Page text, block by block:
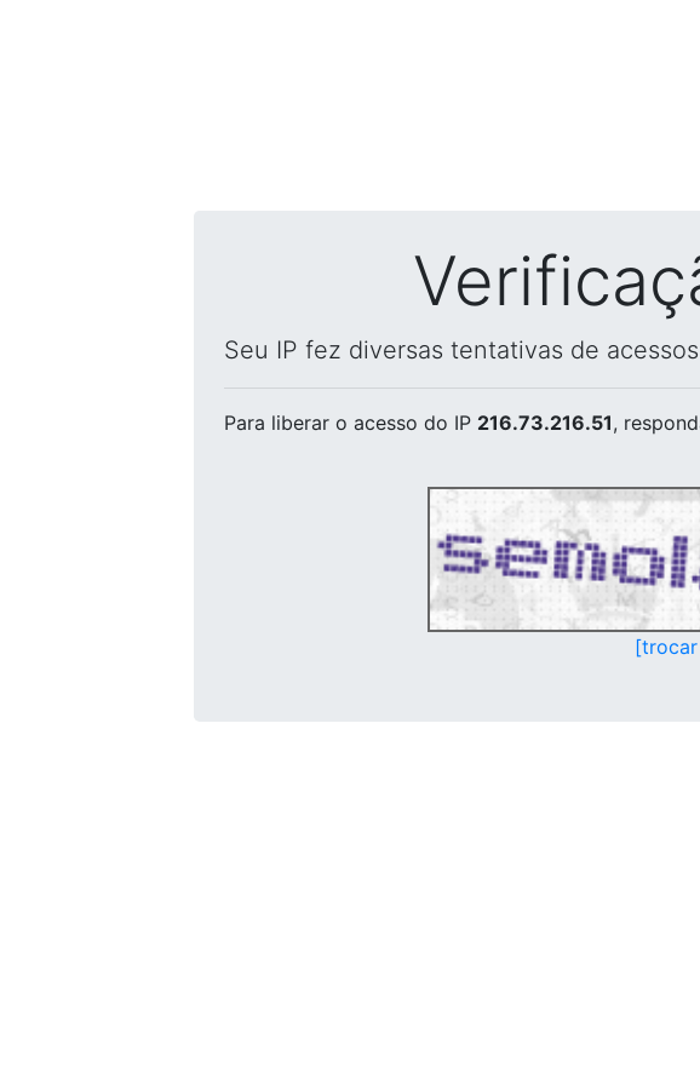
Seu IP fez diversas tentativas de
Para liberar o acesso do IP 216.73.216.51,